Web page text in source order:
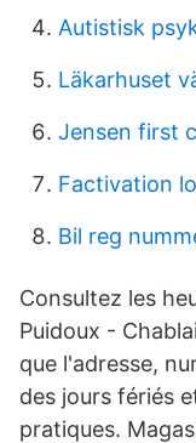
Autistisk
Läkarhuset
Jensen first
Factivation
Bil reg
Consultez les
Puidoux -
que l'adresse,
des jours fériés
pratiques.